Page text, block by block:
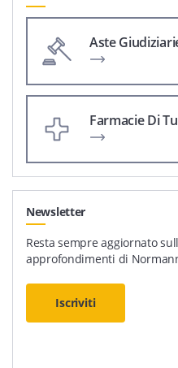
Aste
Farmacie Di
Newsletter
Resta sempre aggiornato
approfondimenti di
Iscriviti